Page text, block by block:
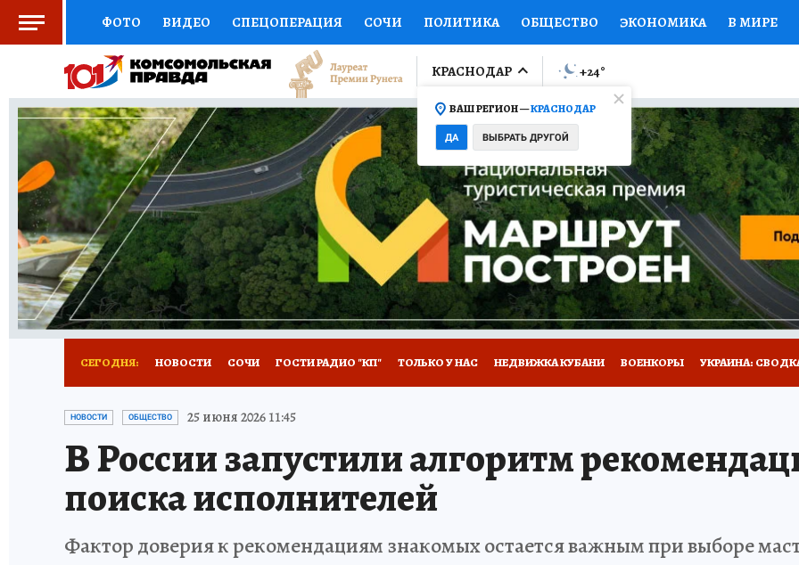
ФОТО ВИДЕО СПЕЦОПЕРАЦИЯ СОЧИ ПОЛИТИКА ОБЩЕСТВО ЭКОНОМИКА В МИРЕ
СОЦПОДДЕРЖКА НАУКА СПОРТ КОЛУМНИСТЫ ПРОИСШЕСТВИЯ НАЦИОНАЛЬНЫЕ
ВЫБОР ЭКСПЕРТОВ ДОКТОР ФИНАНСЫ ОТКРЫВАЕМ МИР Я ЗНАЮ СЕМЬЯ ЖЕНСКИЕ
КНИЖНАЯ ПОЛКА ПРОГНОЗЫ НА СПОРТ ПРОМОКОДЫ СЕРИАЛЫ СПЕЦПРОЕКТЫ
ПРЕСС-ЦЕНТР НЕДВИЖИМОСТЬ ТЕЛЕВИЗОР КОЛЛЕКЦИИ КОНКУРСЫ РАБОТА У НАС
ВСЕ О КП РАДИО КП ТЕСТЫ НОВОЕ НА САЙТЕ
КРАСНОДАР
ВАШ РЕГИОН —КРАСНОДАР
ДА ВЫБРАТЬ ДРУГОЙ
+24°
СЕГОДНЯ: НОВОСТИ СОЧИ ГОСТИ РАДИО "КП" ТОЛЬКО У НАС НЕДВИЖКА КУБАНИ ВОЕНКОРЫ УКРАИНА:
ОТДЫХ В РОССИИ ЗДОРОВЬЕ КУБАНИ
НОВОСТИ ОБЩЕСТВО 25 июня 2026 11:45
В России запустили алгоритм
поиска исполнителей
Фактор доверия к рекомендациям знакомых остается важным при выборе